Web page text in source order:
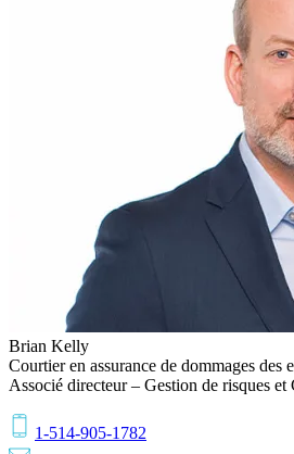
Brian Kelly
Courtier en assurance de dommages des
Associé directeur – Gestion de risques et
1-514-905-1782